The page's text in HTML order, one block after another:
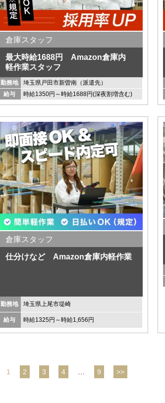
倉庫スタッフ
最大時給1688円 Amazon倉庫内
軽作業スタッフ
勤務地
埼玉県戸田市新曽南（派遣先）
給与
時給1350円～時給1688円(深夜割増含む)
倉庫スタッフ
仕分けなど Amazon倉庫内軽作業
勤務地 埼玉県上尾市堤崎
給与 時給1325円～時給1,656円
1 2 3 4 9 >>